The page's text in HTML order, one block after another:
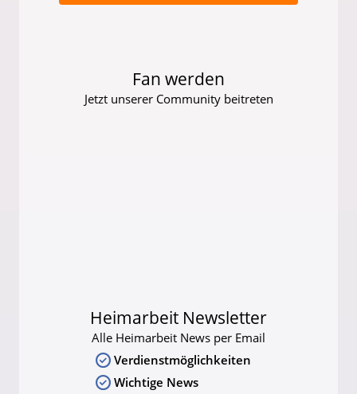
Fan werden
Jetzt unserer Community beitreten
Heimarbeit Newsletter
Alle Heimarbeit News per Email
Verdienstmöglichkeiten
Wichtige News